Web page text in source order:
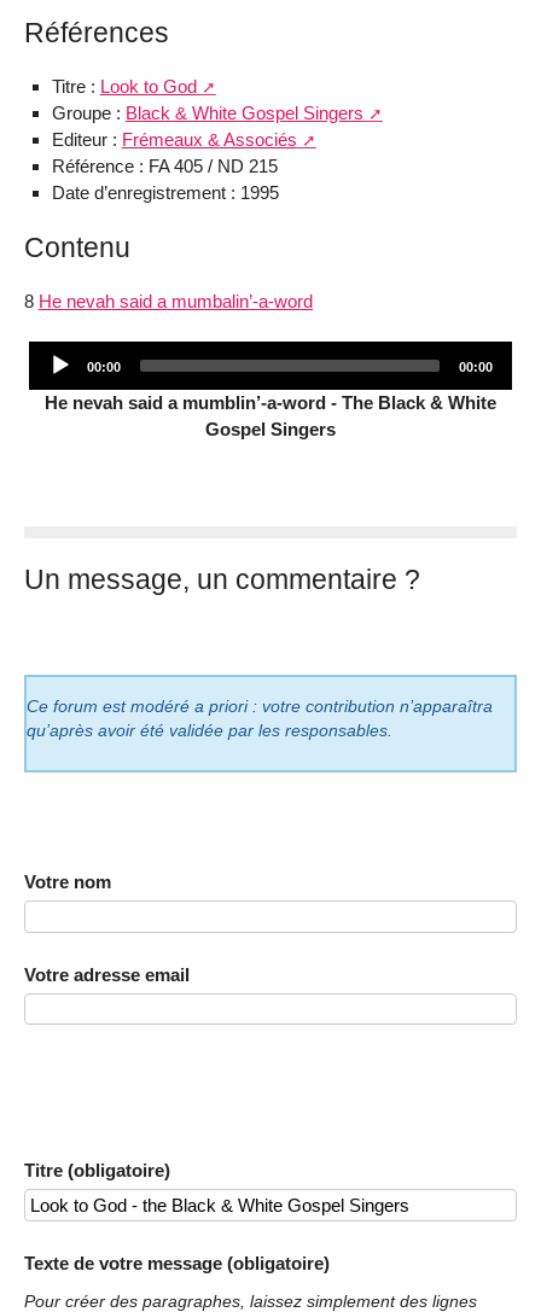
Références
Titre : Look to God
Groupe : Black & White Gospel Singers
Editeur : Frémeaux & Associés
Référence : FA 405 / ND 215
Date d’enregistrement : 1995
Contenu
8 He nevah said a mumbalin’-a-word
Current
00:00
Total
00:00
He nevah said a mumblin’-a-word - The Black & White
Gospel Singers
Un message, un commentaire ?
Ce forum est modéré a priori : votre contribution n’apparaîtra
qu’après avoir été validée par les responsables.
Votre nom
Votre adresse email
Titre (obligatoire)
Texte de votre message (obligatoire)
Pour créer des paragraphes, laissez simplement des lignes